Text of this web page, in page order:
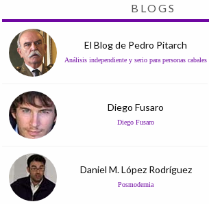
BLOGS
El Blog de Pedro Pitarch
Análisis independiente y serio para personas cabales
Diego Fusaro
Diego Fusaro
Daniel M. López Rodríguez
Posmodernia